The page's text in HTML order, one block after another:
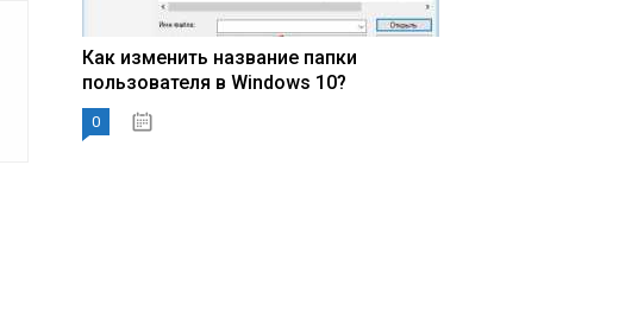
Как изменить название папки
пользователя в Windows 10?
0